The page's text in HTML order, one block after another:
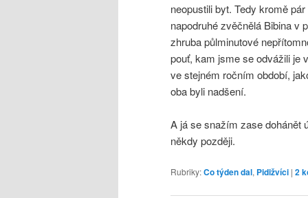
neopustili byt. Tedy kromě
napodruhé zvěčnělá Bibina v
zhruba půlminutové
pouť, kam jsme se odvážili je
ve stejném ročním období,
oba byli nadšení.
A já se snažím zase dohánět
někdy později.
Rubriky:Co týden dal, Pidižvíci | 2